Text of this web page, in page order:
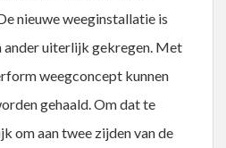
nieuwe weeginstallatie is
ander uiterlijk gekregen. Met
weegconcept kunnen
gehaald. Om dat te
om aan twee zijden van de